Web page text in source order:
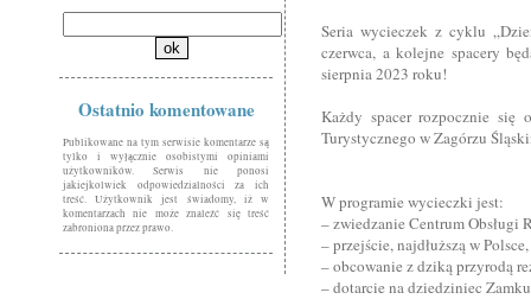
Ostatnio komentowane
Publikowane na tym serwisie komentarze są
tylko i wyłącznie osobistymi opiniami
użytkowników. Serwis nie ponosi
jakiejkolwiek odpowiedzialności za ich
treść. Użytkownik jest świadomy, iż w
komentarzach nie może znaleźć się treść
zabroniona przez prawo.
Seria wycieczek z cyklu
czerwca, a kolejne spacery
sierpnia 2023 roku!
Każdy spacer rozpocznie się
Turystycznego w Zagórzu
W programie wycieczki jest:
– zwiedzanie Centrum Obsługi
– przejście, najdłuższą w
– obcowanie z dziką przyrodą
– dotarcie na dziedziniec